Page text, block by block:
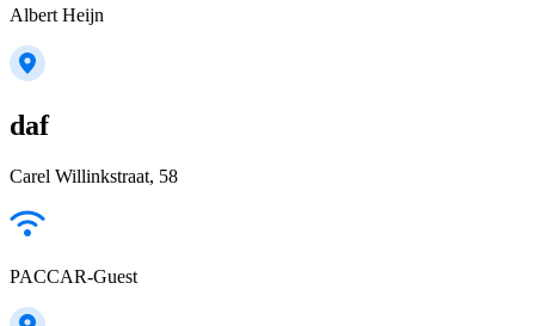
Albert Heijn
daf
Carel Willinkstraat, 58
PACCAR-Guest